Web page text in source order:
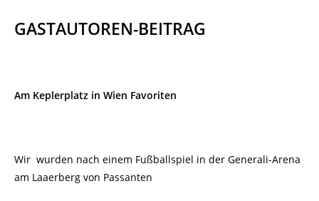
GASTAUTOREN-BEITRAG
Am Keplerplatz in Wien Favoriten
Wir wurden nach einem Fußballspiel in der Generali-Arena
am Laaerberg von Passanten